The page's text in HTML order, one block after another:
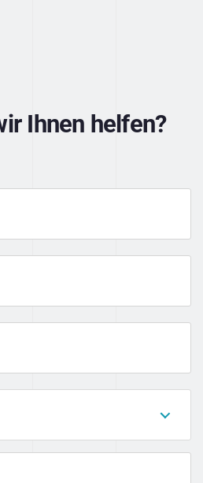
Ihnen helfen?